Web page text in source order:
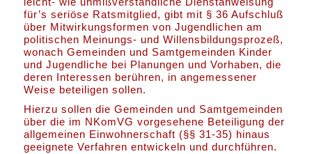
für’s seriöse Ratsmitglied, gibt mit § 36 Aufschluß
über Mitwirkungsformen von Jugendlichen am
politischen Meinungs- und Willensbildungsprozeß,
wonach Gemeinden und Samtgemeinden Kinder
und Jugendliche bei Planungen und Vorhaben, die
deren Interessen berühren, in angemessener
Weise beteiligen sollen.
Hierzu sollen die Gemeinden und Samtgemeinden
über die im NKomVG vorgesehene Beteiligung der
allgemeinen Einwohnerschaft (§§ 31-35) hinaus
geeignete Verfahren entwickeln und durchführen.